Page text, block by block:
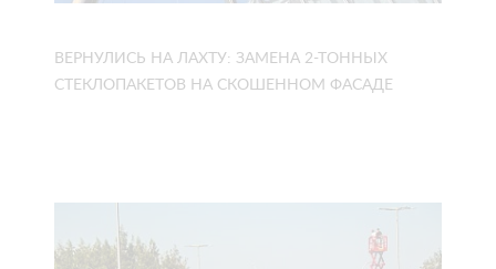
ВЕРНУЛИСЬ НА ЛАХТУ: ЗАМЕНА 2-ТОННЫХ
СТЕКЛОПАКЕТОВ НА СКОШЕННОМ ФАСАДЕ